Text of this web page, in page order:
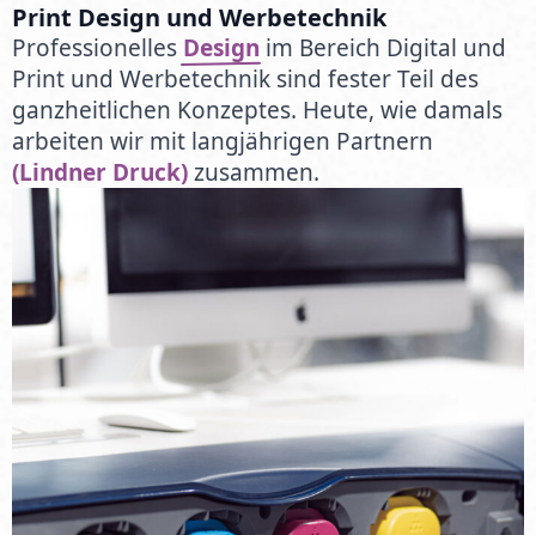
Print Design und Werbetechnik
Professionelles Design im Bereich Digital und
Print und Werbetechnik sind fester Teil des
ganzheitlichen Konzeptes. Heute, wie damals
arbeiten wir mit langjährigen Partnern
(Lindner Druck)zusammen.